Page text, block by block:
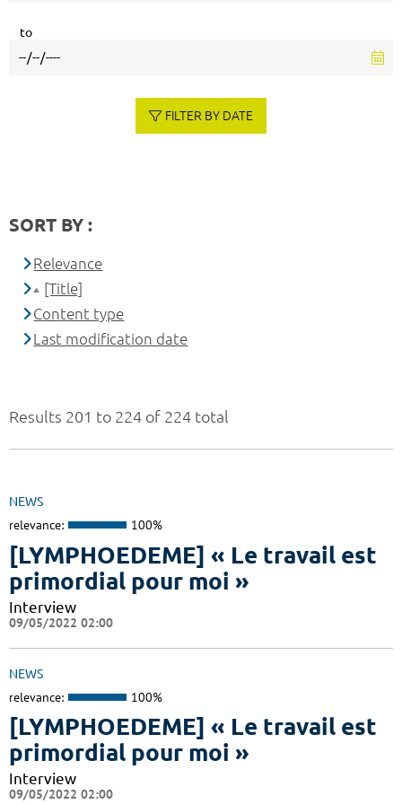
Results 201 to 224 of 224 total
NEWS
relevance: 100%
[LYMPHOEDEME] « Le travail est
primordial pour moi »
Interview
09/05/2022 02:00
NEWS
relevance: 100%
[LYMPHOEDEME] « Le travail est
primordial pour moi »
Interview
09/05/2022 02:00
to
FILTER BY DATE
SORT BY :
Relevance
[Title]
Content type
Last modification date